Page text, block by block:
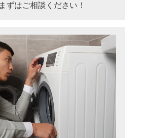
ずはご相談ください！